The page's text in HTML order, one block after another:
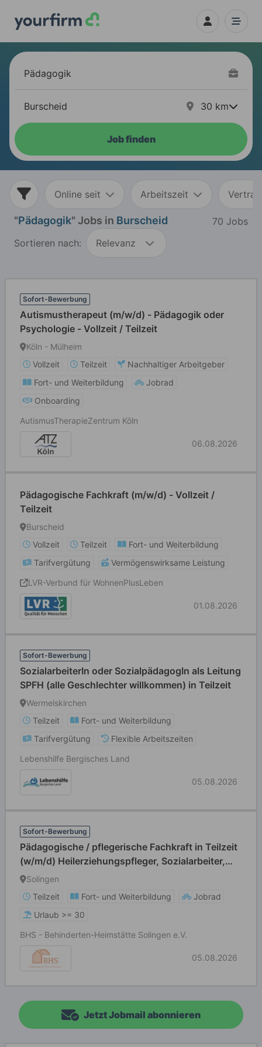
30 km
Job finden
Online seit Arbeitszeit
"Pädagogik" Jobs in Burscheid
70 Jobs
Sortieren nach:
Relevanz
Sofort-Bewerbung
Autismustherapeut (m/w/d) - Pädagogik oder
Psychologie - Vollzeit / Teilzeit
Köln - Mülheim
Vollzeit
Teilzeit
Nachhaltiger Arbeitgeber
Fort- und Weiterbildung
Jobrad
Onboarding
Autismus­Therapie­Zentrum Köln
06.08.2026
Pädagogische Fachkraft (m/w/d) - Vollzeit /
Teilzeit
Burscheid
Vollzeit
Teilzeit
Fort- und Weiterbildung
Tarifvergütung
Vermögenswirksame Leistung
LVR-Verbund für WohnenPlusLeben
01.08.2026
Sofort-Bewerbung
SozialarbeiterIn oder SozialpädagogIn als Leitung
SPFH (alle Geschlechter willkommen) in Teilzeit
Wermelskirchen
Teilzeit
Fort- und Weiterbildung
Tarifvergütung
Flexible Arbeitszeiten
Lebenshilfe Bergisches Land
05.08.2026
Sofort-Bewerbung
Pädagogische / pflegerische Fachkraft in Teilzeit
(w/m/d) Heilerziehungspfleger, Sozialarbeiter,
Sozialpädagoge, Erzieher, Gesundheits- und
Solingen
Teilzeit
Fort- und Weiterbildung
Jobrad
Urlaub >= 30
BHS - Behinderten-Heimstätte Solingen e.V.
05.08.2026
Jetzt Jobmail abonnieren